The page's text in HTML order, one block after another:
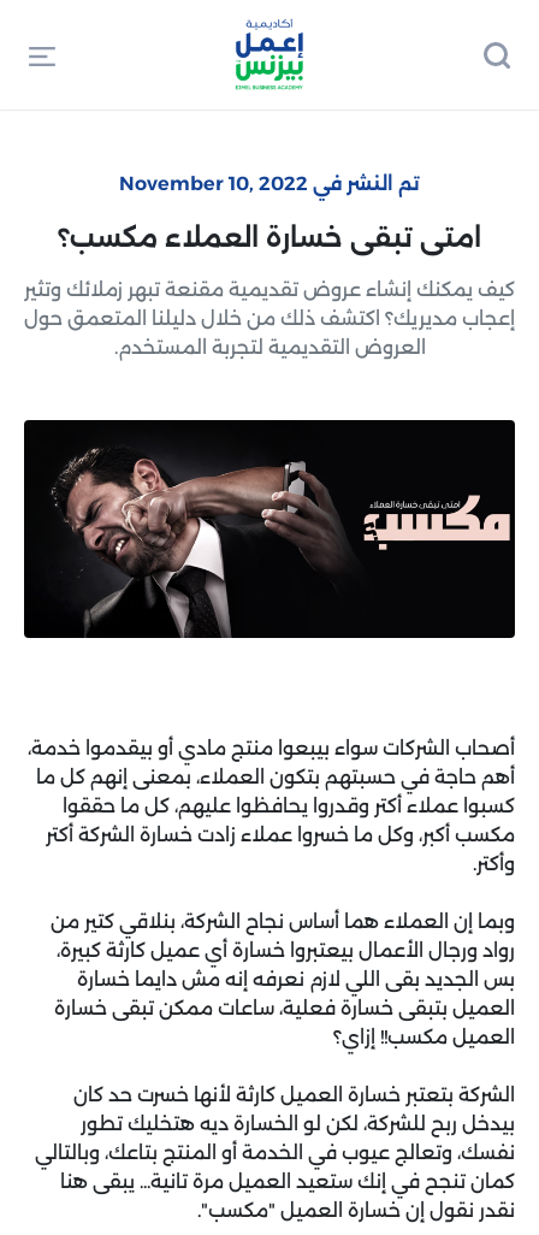
تم النشر في November 10, 2022
امتى تبقى خسارة العملاء مكسب؟
كيف يمكنك إنشاء عروض تقديمية مقنعة تبهر زملائك وتثير
إعجاب مديريك؟ اكتشف ذلك من خلال دليلنا المتعمق حول
العروض التقديمية لتجربة المستخدم.
أصحاب الشركات سواء بيبعوا منتج مادي أو بيقدموا خدمة،
أهم حاجة في حسبتهم بتكون العملاء، بمعنى إنهم كل ما
كسبوا عملاء أكتر وقدروا يحافظوا عليهم، كل ما حققوا
مكسب أكبر، وكل ما خسروا عملاء زادت خسارة الشركة أكتر
وأكتر.
وبما إن العملاء هما أساس نجاح الشركة، بنلاقي كتير من
رواد ورجال الأعمال بيعتبروا خسارة أي عميل كارثة كبيرة،
بس الجديد بقى اللي لازم نعرفه إنه مش دايما خسارة
العميل بتبقى خسارة فعلية، ساعات ممكن تبقى خسارة
العميل مكسب!! إزاي؟
الشركة بتعتبر خسارة العميل كارثة لأنها خسرت حد كان
بيدخل ربح للشركة، لكن لو الخسارة ديه هتخليك تطور
نفسك، وتعالج عيوب في الخدمة أو المنتج بتاعك، وبالتالي
كمان تنجح في إنك ستعيد العميل مرة تانية... يبقى هنا
نقدر نقول إن خسارة العميل "مكسب".